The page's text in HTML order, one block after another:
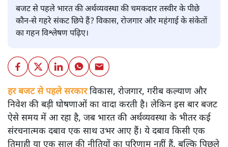
शीतल पी. सिंह
बजट से पहले भारत की अर्थव्यवस्था की चमकदार तस्वीर के पीछे
कौन-से गहरे संकट छिपे हैं? विकास, रोजगार और महंगाई के संकेतों